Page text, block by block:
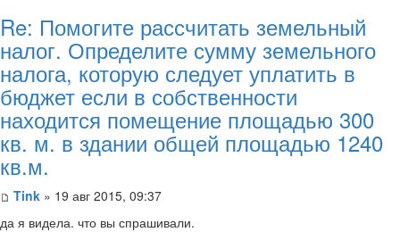
Re: Помогите рассчитать земельный
налог. Определите сумму земельного
налога, которую следует уплатить в
бюджет если в собственности
находится помещение площадью 300
кв. м. в здании общей площадью 1240
кв.м.
Tink » 19 авг 2015, 09:37
да я видела. что вы спрашивали.